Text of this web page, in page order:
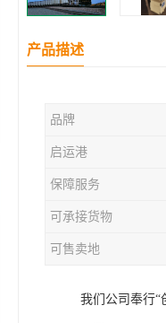
产品描述
品牌
启运港
保障服务
可承接货物
可售卖地
我们公司奉行“